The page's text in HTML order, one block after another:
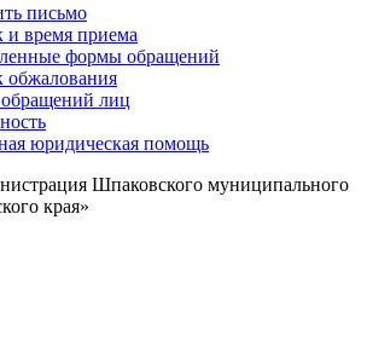
письмо
и время приема
формы обращений
обжалования
лиц
юридическая помощь
Шпаковского муниципального
края»